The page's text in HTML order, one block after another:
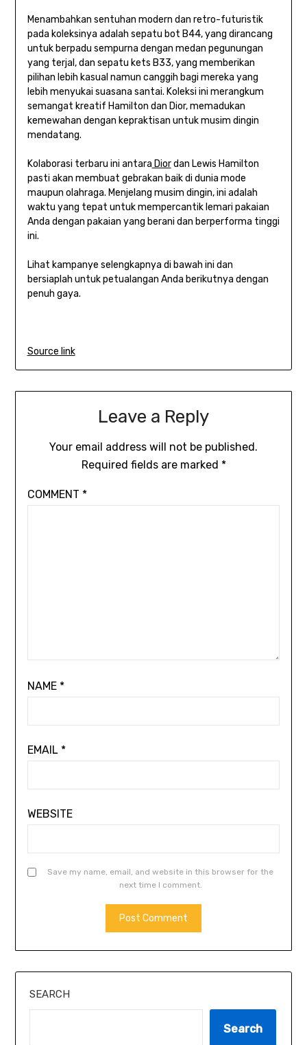
Menambahkan sentuhan modern dan retro-futuristik
pada koleksinya adalah sepatu bot B44, yang dirancang
untuk berpadu sempurna dengan medan pegunungan
yang terjal, dan sepatu kets B33, yang memberikan
pilihan lebih kasual namun canggih bagi mereka yang
lebih menyukai suasana santai. Koleksi ini merangkum
semangat kreatif Hamilton dan Dior, memadukan
kemewahan dengan kepraktisan untuk musim dingin
mendatang.
Kolaborasi terbaru ini antara Diordan Lewis Hamilton
pasti akan membuat gebrakan baik di dunia mode
maupun olahraga. Menjelang musim dingin, ini adalah
waktu yang tepat untuk mempercantik lemari pakaian
Anda dengan pakaian yang berani dan berperforma tinggi
ini.
Lihat kampanye selengkapnya di bawah ini dan
bersiaplah untuk petualangan Anda berikutnya dengan
penuh gaya.
Source link
Leave a Reply
Your email address will not be published.
Required fields are marked *
COMMENT *
NAME *
EMAIL *
WEBSITE
Save my name, email, and website in this browser for the
next time I comment.
SEARCH
Search